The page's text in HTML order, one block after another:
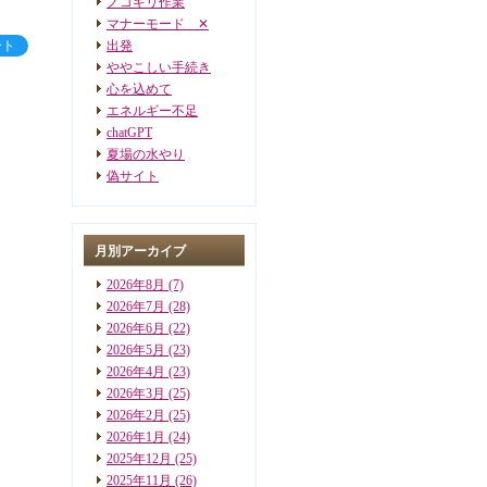
マナーモード ✕
出発
ややこしい手続き
心を込めて
エネルギー不足
chatGPT
夏場の水やり
偽サイト
月別アーカイブ
2026年8月 (7)
2026年7月 (28)
2026年6月 (22)
2026年5月 (23)
2026年4月 (23)
2026年3月 (25)
2026年2月 (25)
2026年1月 (24)
2025年12月 (25)
2025年11月 (26)